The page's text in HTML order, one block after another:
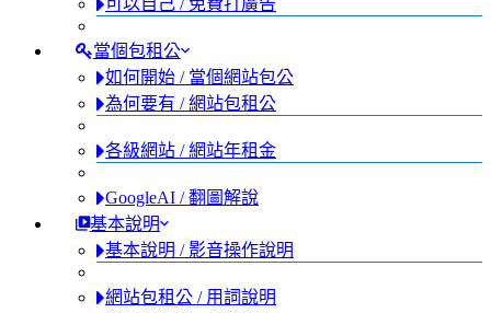
可以自己 / 免費打廣告
當個包租公
如何開始 / 當個網站包公
為何要有 / 網站包租公
各級網站 / 網站年租金
GoogleAI / 翻圖解說
基本說明
基本說明 / 影音操作說明
網站包租公 / 用詞說明